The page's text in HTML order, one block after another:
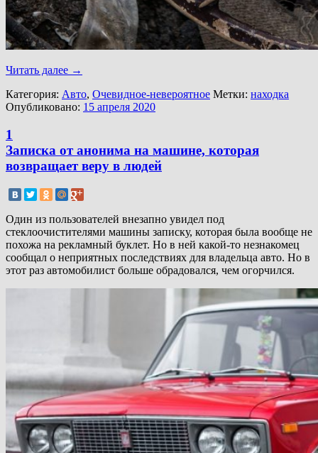
Читать далее →
Категория: Авто, Очевидное-невероятное Метки: находка
Опубликовано: 15 апреля 2020
1
Записка от анонима на машине, которая
возвращает веру в людей
Один из пользователей внезапно увидел под
стеклоочистителями машины записку, которая была вообще не
похожа на рекламный буклет. Но в ней какой-то незнакомец
сообщал о неприятных последствиях для владельца авто. Но в
этот раз автомобилист больше обрадовался, чем огорчился.